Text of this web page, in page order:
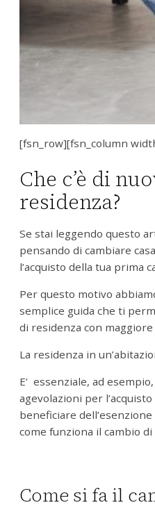
[fsn_row][fsn_column
Che c’è di
residenza?
Se stai leggendo questo
pensando di cambiare
l’acquisto della tua prima
Per questo motivo
semplice guida che ti
di residenza con maggiore
La residenza in
E’ essenziale, ad
agevolazioni per
beneficiare
come funziona il cambio
Come si fa il